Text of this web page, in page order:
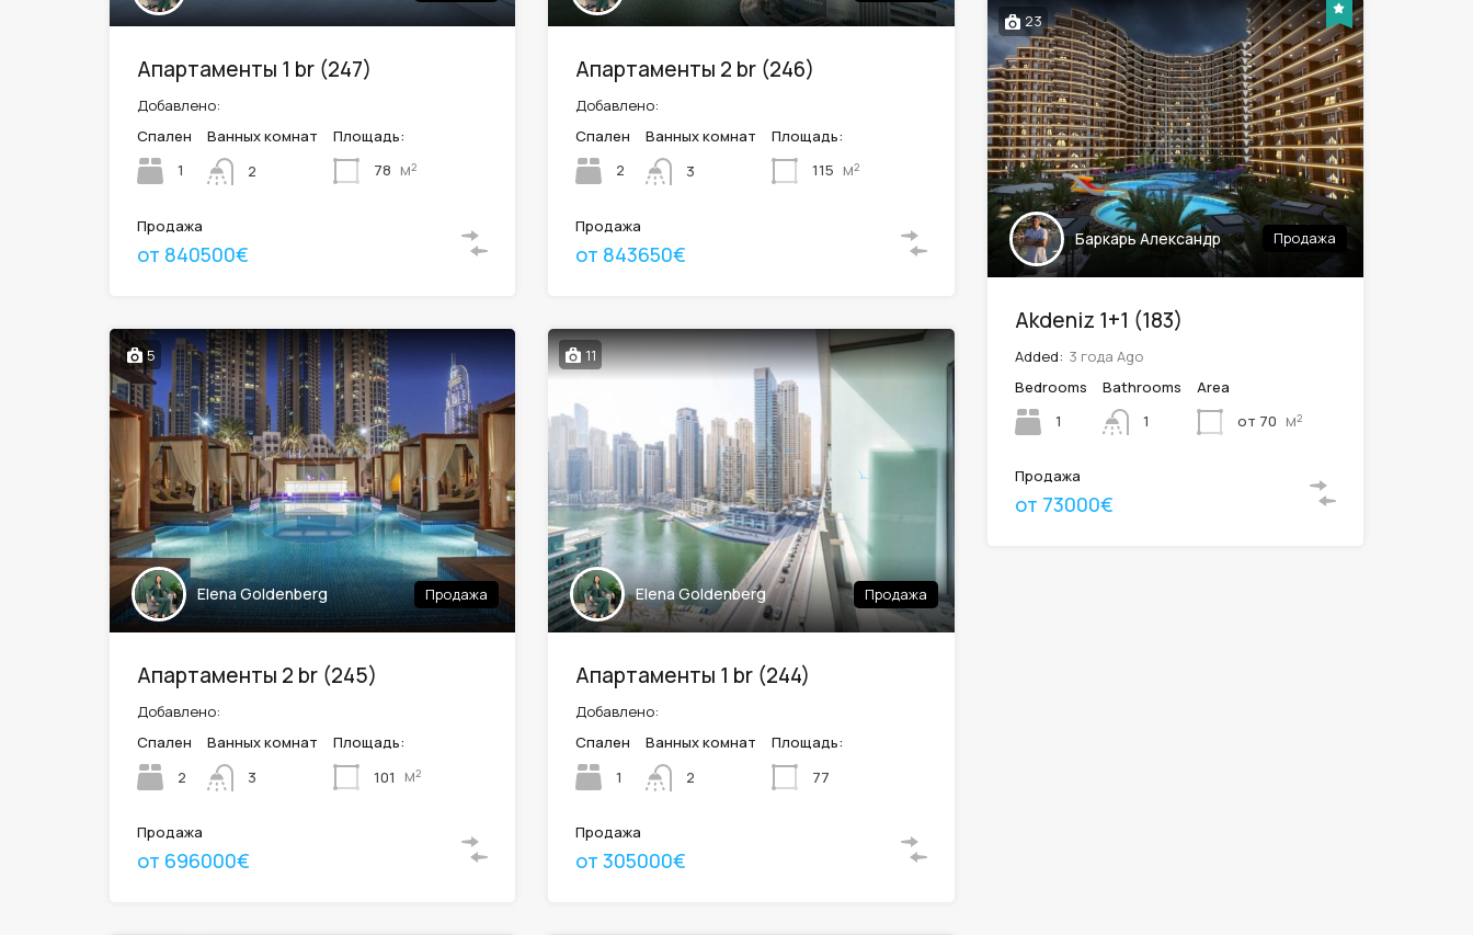
Апартаменты 1 br (247)
Добавлено:
Спален
1
Ванных комнат
2
Площадь:
78 м²
Продажа
от 840500€
Апартаменты 2 br (246)
Добавлено:
Спален
2
Ванных комнат
3
Площадь:
115 м²
Продажа
от 843650€
5
Elena Goldenberg Продажа
Апартаменты 2 br (245)
Добавлено:
Спален
2
Ванных комнат
3
Площадь:
101
м²
Продажа
от 696000€
11
Elena Goldenberg Продажа
Апартаменты 1 br (244)
Добавлено:
Спален
1
Ванных комнат
2
Площадь:
77
Продажа
от 305000€
23
Баркарь Александр Продажа
Akdeniz 1+1 (183)
Added: 3 года Ago
Bedrooms
1
Bathrooms
1
Area
от 70 м²
Продажа
от 73000€